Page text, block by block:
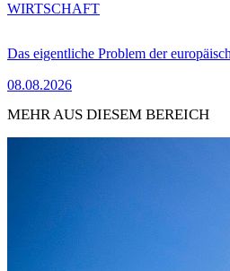
Das eigentliche Problem der
08.08.2026
WIRTSCHAFT
MEHR AUS DIESEM BEREICH